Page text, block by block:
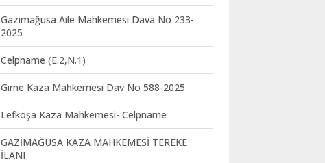
Gazimağusa Aile Mahkemesi Dava No 233-
2025
Celpname (E.2,N.1)
Girne Kaza Mahkemesi Dav No 588-2025
Lefkoşa Kaza Mahkemesi- Celpname
GAZİMAĞUSA KAZA MAHKEMESİ TEREKE
İLANI